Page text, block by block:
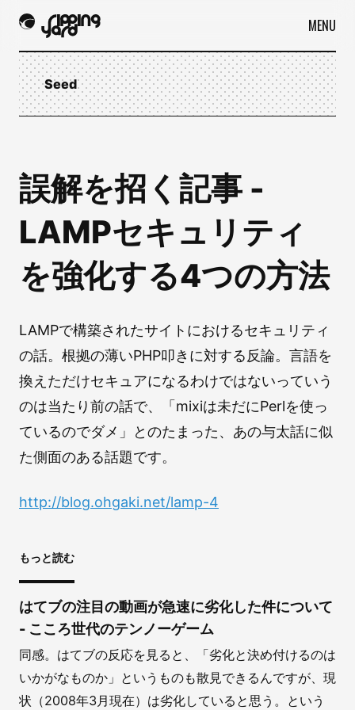
MENU
Seed
誤解を招く記事 -
LAMPセキュリティ
を強化する4つの方法
LAMPで構築されたサイトにおけるセキュリティ
の話。根拠の薄いPHP叩きに対する反論。言語を
換えただけセキュアになるわけではないっていう
のは当たり前の話で、「mixiは未だにPerlを使っ
ているのでダメ」とのたまった、あの与太話に似
た側面のある話題です。
http://blog.ohgaki.net/lamp-4
もっと読む
はてブの注目の動画が急速に劣化した件について
- こころ世代のテンノーゲーム
同感。はてブの反応を見ると、「劣化と決め付けるのは
いかがなものか」というものも散見できるんですが、現
状（2008年3月現在）は劣化していると思う。という